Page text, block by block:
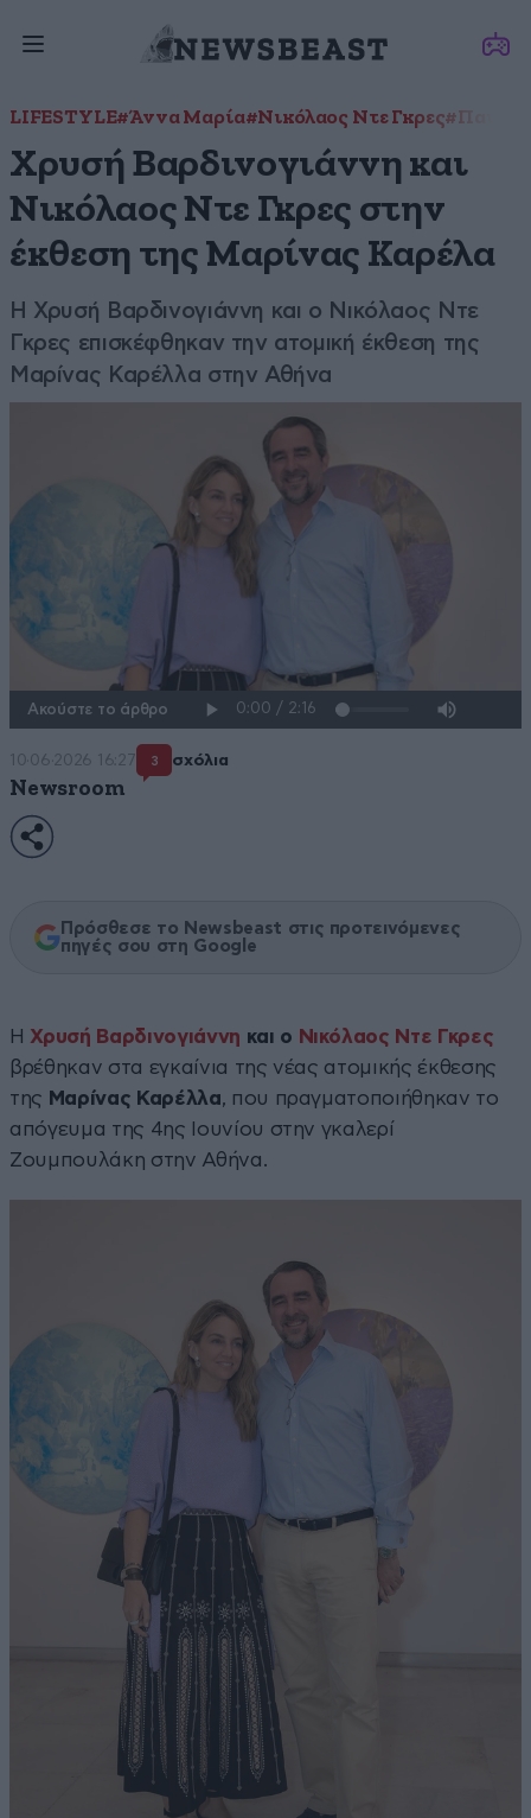
LIFESTYLE#Άννα Μαρία#Νικόλαος Ντε Γκρες#Παύλος
Χρυσή Βαρδινογιάννη και
Νικόλαος Ντε Γκρες στην
έκθεση της Μαρίνας Καρέλα
Η Χρυσή Βαρδινογιάννη και ο Νικόλαος Ντε
Γκρες επισκέφθηκαν την ατομική έκθεση της
Μαρίνας Καρέλλα στην Αθήνα
Ακούστε το άρθρο
10·06·2026 16:27 3 σχόλια
Newsroom
Πρόσθεσε το Newsbeast στις προτεινόμενες
πηγές σου στη Google
Η Χρυσή Βαρδινογιάννη και ο Νικόλαος Ντε Γκρες
βρέθηκαν στα εγκαίνια της νέας ατομικής έκθεσης
της Μαρίνας Καρέλλα, που πραγματοποιήθηκαν το
απόγευμα της 4ης Ιουνίου στην γκαλερί
Ζουμπουλάκη στην Αθήνα.